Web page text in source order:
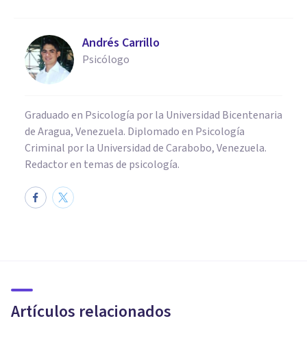
Andrés Carrillo
Psicólogo
Graduado en Psicología por la Universidad Bicentenaria
de Aragua, Venezuela. Diplomado en Psicología
Criminal por la Universidad de Carabobo, Venezuela.
Redactor en temas de psicología.
Artículos relacionados
memoria?